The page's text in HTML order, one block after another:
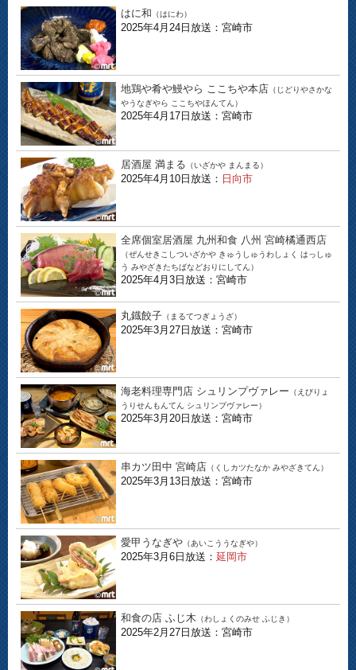
はに和 （はにわ）
2025年4月24日放送：宮崎市
地鶏や肴や鰻やら ここちや本店 （じどりやさかな
やうなぎやら ここちやほんてん）
2025年4月17日放送：宮崎市
居酒屋 満まる （いざかや まんまる）
2025年4月10日放送： 日向市
全席個室居酒屋 九州和食 八州 宮崎橘通西店
（ぜんせきこしついざかや きゅうしゅうわしょく はっしゅ
う みやざきたちばなどおりにしてん）
2025年4月3日放送：宮崎市
丸鐡餃子 （まるてつぎょうざ）
2025年3月27日放送：宮崎市
海老料理専門店 シュリンプヴァレー （えびりょ
うりせんもんてん シュリンプヴァレー）
2025年3月20日放送：宮崎市
串カツ田中 宮崎店 （くしカツたなか みやざきてん）
2025年3月13日放送：宮崎市
愛甲うなぎや （あいこううなぎや）
2025年3月6日放送： 延岡市
和食の店 ふじ木 （わしょくのみせ ふじき）
2025年2月27日放送：宮崎市